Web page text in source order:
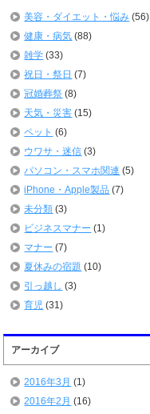
美容・ダイエット・悩み (56)
健康・病気 (88)
雑学 (33)
祝日・祭日 (7)
冠婚葬祭 (8)
天気・災害 (15)
ペット (6)
ウワサ・迷信 (3)
パソコン・スマホ関連 (5)
iPhone・Apple製品 (7)
未分類 (3)
ビジネスマナー (1)
マナー (7)
夏休みの宿題 (10)
引っ越し (3)
育児 (31)
アーカイブ
2016年3月 (1)
2016年2月 (16)